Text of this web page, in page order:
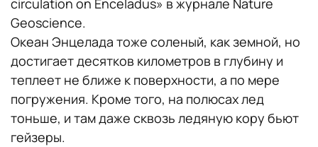
circulation on Enceladus» в журнале Nature
Geoscience.
Океан Энцелада тоже соленый, как земной, но
достигает десятков километров в глубину и
теплеет не ближе к поверхности, а по мере
погружения. Кроме того, на полюсах лед
тоньше, и там даже сквозь ледяную кору бьют
гейзеры.